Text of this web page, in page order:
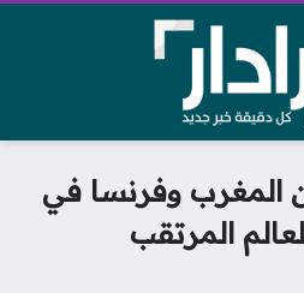
المغرب وفرنسا في
المرتقب